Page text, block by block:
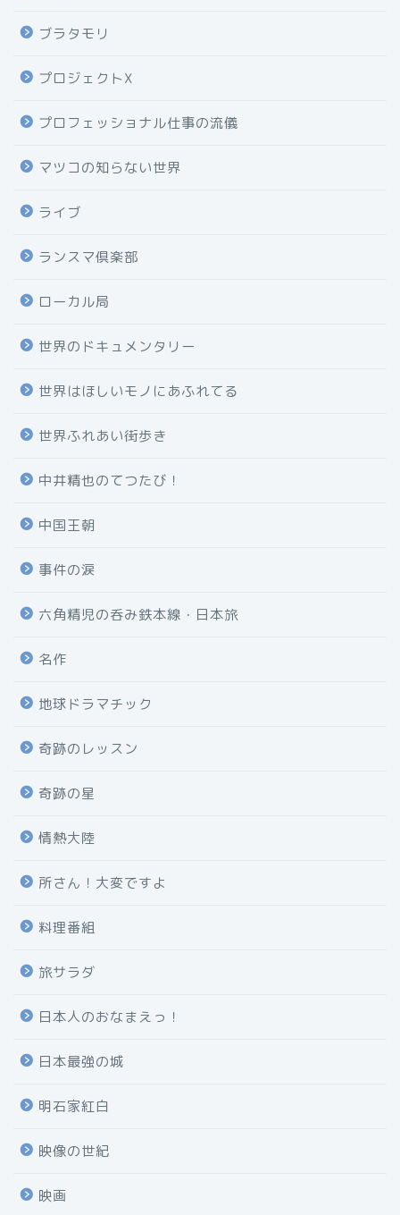
ブラタモリ
プロジェクトX
プロフェッショナル仕事の流儀
マツコの知らない世界
ライブ
ランスマ倶楽部
ローカル局
世界のドキュメンタリー
世界はほしいモノにあふれてる
世界ふれあい街歩き
中井精也のてつたび！
中国王朝
事件の涙
六角精児の呑み鉄本線・日本旅
名作
地球ドラマチック
奇跡のレッスン
奇跡の星
情熱大陸
所さん！大変ですよ
料理番組
旅サラダ
日本人のおなまえっ！
日本最強の城
明石家紅白
映像の世紀
映画